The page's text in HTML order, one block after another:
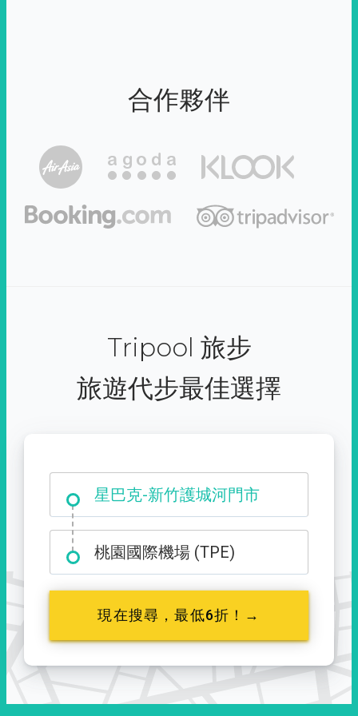
合作夥伴
Tripool 旅步
旅遊代步最佳選擇
星巴克-新竹護城河門市
大霸尖山登山口
桃園國際機場 (TPE)
現在搜尋，最低6折！→